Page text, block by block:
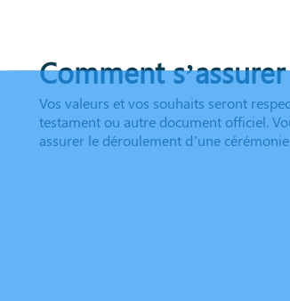
Comment
Vos valeurs et vos souhaits seront
testament ou autre document officiel.
assurer le déroulement d’une